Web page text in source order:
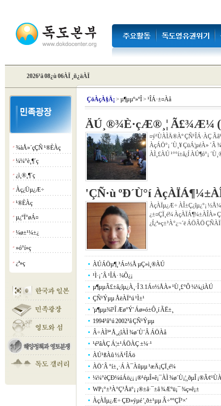
2026³â 08¿ù 06ÀÏ ¸ñ¿äÀÏ
¡á ¾àÅ»´çÇÑ ¹®È­Àç
¡á ¼¼°è¸¶´ç
¡á ¿ì¸®¸¶´ç
¡á Àç¿Üµ¿Æ÷
¡á ¹®È­Àç
¡á µ¿ºÏ°øÁ¤
¡á ¼ø±¹¼±¿­
¡á »ó°í»ç
¡á ¿ª»ç
ÇöÀçÀ§Ä¡ > µ¶µµº»ºÎ> ¹ÎÁ·±¤Àå
ÄÚ¸®¾È·çÆ®¸¦ Ã£¾Æ¼­
¤ý¹ÙÀÌÄ®Àº ÇÑ¹ÎÁ·ÀÇ
ÀçÁÖ°¡ ´Ù¸¥ ÇüÁ¦µéÀ»
ÀÌ¸£ÀÚ ¹°°í±â¿Í ÀÚ¶ó°¡
'ÇÑ·ù ºÐ´Ù°í
ÀçÀÏµ¿Æ÷ ÀÎ±Ç¿îµ¿°¡
¿­±¤ÇÏ¸é¼­ ÀçÀÏÁ¶¼±ÀÎÀ»
¿Í¿ª»ç±³À°¿¬´ë ÁÖÃÖ
ÀÚÁÖµ¶¸³Á¤½Å µÇ»ì¸®ÀÚ
¹Ì·¡´Â ¹ÎÁ· ¼Õ¿¡
µ¶µµÃ£±â¿îµ¿À¸·Î 3.1Á¤½ÅÀ» ¹Ù¸£°Ô ¼¼¿ìÀÚ
ÇÑ¹Ýµµ ÅëÀÏ°ú ¹Ì±¹
'µ¶µµ¾î¹Î Æø°Ý' Áø»ó±Ô¸í ÃË±¸
1994³â°ú 2002³â ÇÑ¹Ýµµ
Â÷ÀÌ³ª Å¸¿îÀÌ ¾ø´Ù´Â ÁÖÀå
¹é³âÀÇ Á¦±¹ÁÖÀÇ ±¼·¹
ÀÚ¹ßÀû ½Ä¹ÎÁö
ÀÖ´Â °í±¸·Á À¯Àûµµ ¹æÄ¡ÇÏ¸é¼­
¼¼°èÇÐ¼úÁö¿¡ ¡®¹éµÎ»ê¡¯ÀÌ ¾ø´Ù¡¦¸ðµÎ
WP¡°±³À°Ç³Åä°¡ ¡®±â·¯±â ¾Æºü¡¯ ¾ç»ê¡±
ÀçÀÏµ¿Æ÷ ÇÐ»ýµé '¸ð±¹µµ Â÷º°ÇÏ³×'